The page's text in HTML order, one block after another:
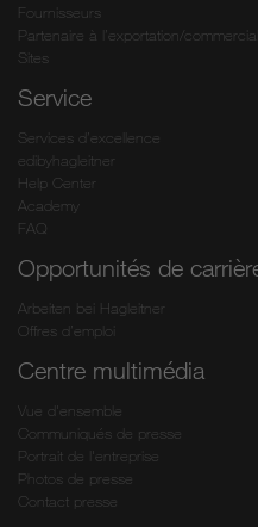
Fournisseurs
Partenaire à l’exportation/commercial
Sites
Service
Services d’excellence
edibyhagleitner
Help Center
Academy
FAQ
Opportunités de
Arbeiten bei Hagleitner
Offres d’emploi
Centre multimédia
Vue d'ensemble
Communiqués de presse
Portrait de l'entreprise
Photos de presse
Contact presse